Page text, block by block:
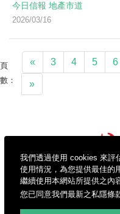
我們透過使用 cookies 來評
使用情況，為您提供最佳的
繼續使用本網站所提供之內
您已同意我們最新之私隱條
今日信報 地產市道
2026/03/16
頁
數：
« 3 4 5 6
»
信報財經新聞有
Copyright © 2026 Hong